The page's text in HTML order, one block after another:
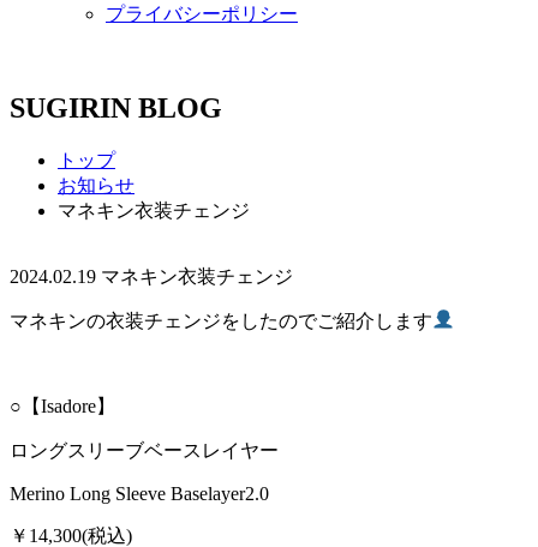
プライバシーポリシー
SUGIRIN BLOG
トップ
お知らせ
マネキン衣装チェンジ
2024.02.19 マネキン衣装チェンジ
マネキンの衣装チェンジをしたのでご紹介します
○【Isadore】
ロングスリーブベースレイヤー
Merino Long Sleeve Baselayer2.0
￥14,300(税込)